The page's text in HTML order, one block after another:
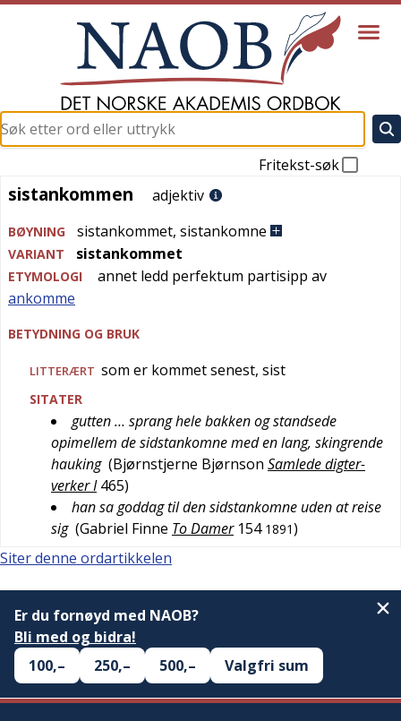
Fritekst-søk
sistankommen
sistankommen adjektiv
BØYNING sistankommet, sistankomne
VARIANT sistankommet
ETYMOLOGI
annet ledd perfektum partisipp av
ankomme
BETYDNING OG BRUK
LITTERÆRT som er kommet senest, sist
SITATER
gutten … sprang hele bakken og standsede
opimellem de sidstankomne med en lang, skingrende
hauking (Bjørnstjerne Bjørnson Samlede digter-
verker I 465)
han sa goddag til den sidstankomne uden at reise
sig (Gabriel Finne To Damer 154 1891)
Siter denne ordartikkelen
Er du fornøyd med NAOB?
Bli med og bidra!
100,–
250,– 500,– Valgfri sum